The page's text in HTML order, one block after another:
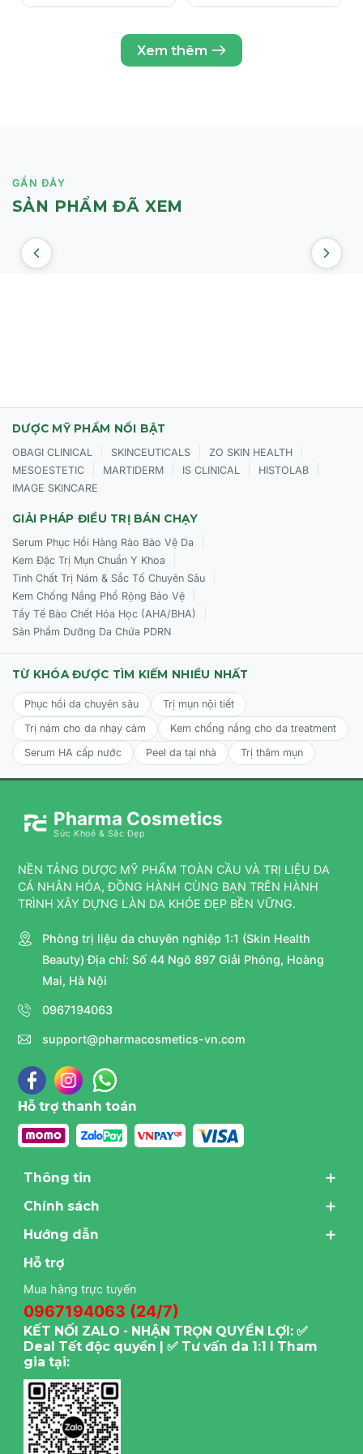
Xem thêm
GẦN ĐÂY
SẢN PHẨM ĐÃ XEM
DƯỢC MỸ PHẨM NỔI BẬT
OBAGI CLINICAL SKINCEUTICALS ZO SKIN HEALTH
MESOESTETIC MARTIDERM IS CLINICAL HISTOLAB
IMAGE SKINCARE
GIẢI PHÁP ĐIỀU TRỊ BÁN CHẠY
Serum Phục Hồi Hàng Rào Bảo Vệ Da
Kem Đặc Trị Mụn Chuẩn Y Khoa
Tinh Chất Trị Nám & Sắc Tố Chuyên Sâu
Kem Chống Nắng Phổ Rộng Bảo Vệ
Tẩy Tế Bào Chết Hóa Học (AHA/BHA)
Sản Phẩm Dưỡng Da Chứa PDRN
TỪ KHÓA ĐƯỢC TÌM KIẾM NHIỀU NHẤT
Phục hồi da chuyên sâu
Trị mụn nội tiết
Trị nám cho da nhạy cảm
Kem chống nắng cho da treatment
Serum HA cấp nước
Peel da tại nhà Trị thâm mụn
Pharma Cosmetics
Sức Khoẻ & Sắc Đẹp
NỀN TẢNG DƯỢC MỸ PHẨM TOÀN CẦU VÀ TRỊ LIỆU DA
CÁ NHÂN HÓA, ĐỒNG HÀNH CÙNG BẠN TRÊN HÀNH
TRÌNH XÂY DỰNG LÀN DA KHỎE ĐẸP BỀN VỮNG.
Phòng trị liệu da chuyên nghiệp 1:1 (Skin Health
Beauty) Địa chỉ: Số 44 Ngõ 897 Giải Phóng, Hoàng
Mai, Hà Nội
0967194063
support@pharmacosmetics-vn.com
Hỗ trợ thanh toán
Thông tin
Chính sách
Hướng dẫn
Hỗ trợ
Mua hàng trực tuyến
0967194063 (24/7)
KẾT NỐI ZALO - NHẬN TRỌN QUYỀN LỢI: ✅
Deal Tết độc quyền | ✅ Tư vấn da 1:1 I Tham
gia tại: